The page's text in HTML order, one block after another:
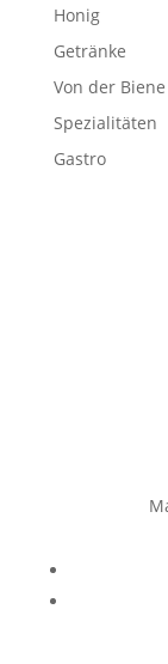
Honig
Getränke
Von der Biene
Spezialitäten
Gastro